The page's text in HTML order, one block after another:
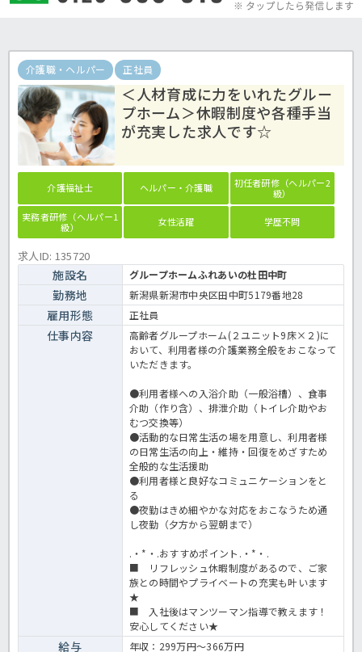
介護職・ヘルパー 正社員
＜人材育成に力をいれたグルー
プホーム＞休暇制度や各種手当
が充実した求人です☆
介護福祉士 ヘルパー・介護職
初任者研修（ヘルパー2
級）
実務者研修（ヘルパー1
級）
女性活躍 学歴不問
求人ID: 135720
施設名 グループホームふれあいの杜田中町
勤務地 新潟県新潟市中央区田中町5179番地28
雇用形態 正社員
仕事内容
高齢者グループホーム(２ユニット9床×２)に
おいて、利用者様の介護業務全般をおこなって
いただきます。
●利用者様への入浴介助（一般浴槽）、食事
介助（作り含）、排泄介助（トイレ介助やお
むつ交換等）
●活動的な日常生活の場を用意し、利用者様
の日常生活の向上・維持・回復をめざすため
全般的な生活援助
●利用者様と良好なコミュニケーションをと
る
●夜勤はきめ細やかな対応をおこなうため通
し夜勤（夕方から翌朝まで）
.・*・.おすすめポイント.・*・.
■ リフレッシュ休暇制度があるので、ご家
族との時間やプライベートの充実も叶います
★
■ 入社後はマンツーマン指導で教えます！
安心してください★
給与
年収：299万円～366万円